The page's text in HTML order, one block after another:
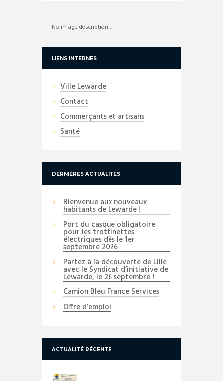
No image description ...
LIENS INTERNES
Ville Lewarde
Contact
Commerçants et artisans
Santé
DERNIÈRES ACTUALITÉS
Bienvenue aux nouveaux
habitants de Lewarde !
Port du casque obligatoire
pour les trottinettes
électriques dès le 1er
septembre 2026
Partez à la découverte de Lille
avec le Syndicat d’initiative de
Lewarde, le 26 septembre !
Camion Bleu France Services
Offre d’emploi
ACTUALITÉ RÉCENTE